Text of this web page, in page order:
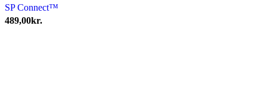
SP Connect™
489,00kr.